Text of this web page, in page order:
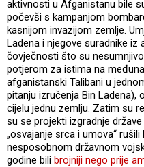
aktivnosti u Afganistanu bile
počevši s kampanjom
kasnijom invazijom zemlje.
Ladena i njegove suradnike
čovječnosti što su
potjerom za istima na
afganistanski Talibani u
pitanju izručenja Bin Ladena),
cijelu jednu zemlju. Zatim su
su se projekti izgradnje
„osvajanje srca i umova“
nesposobnom državnom
godine bili brojniji nego prije